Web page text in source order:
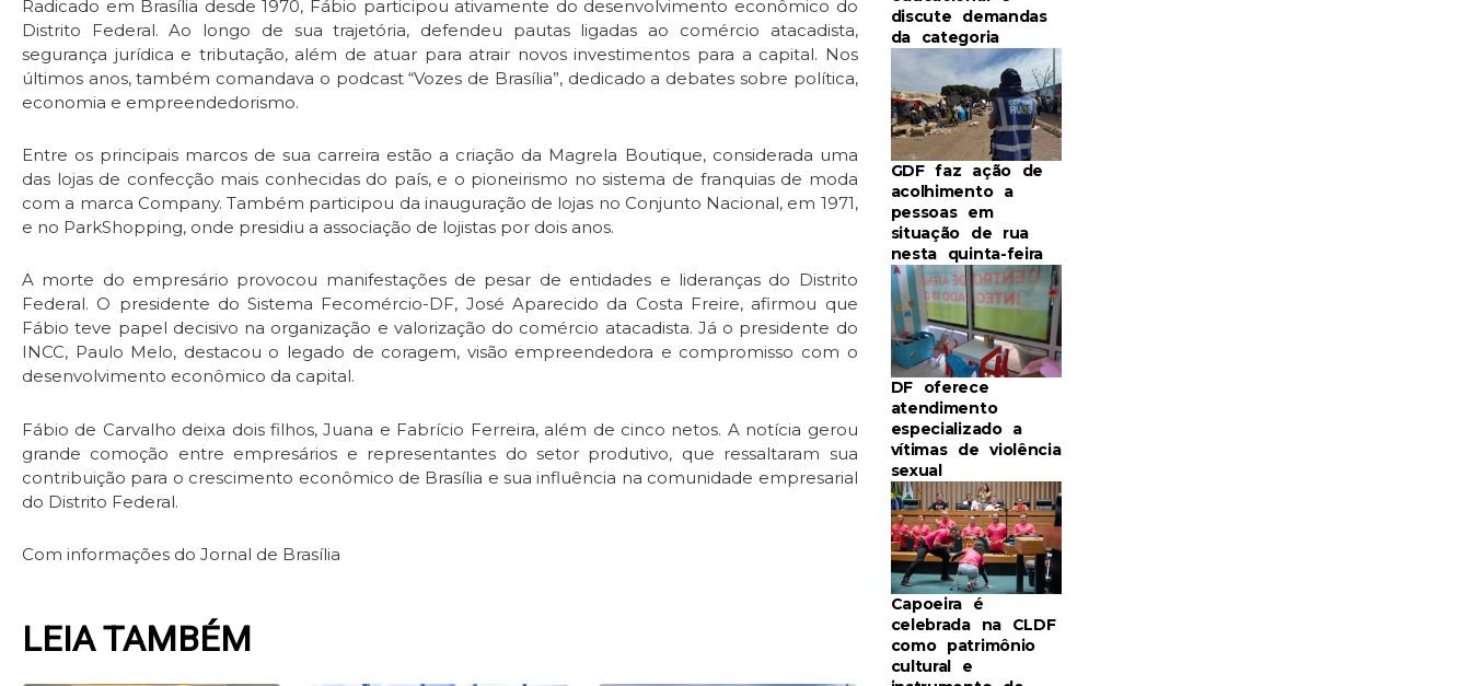
Radicado em Brasília desde 1970, Fábio participou ativamente do desenvolvimento econômico do
Distrito Federal. Ao longo de sua trajetória, defendeu pautas ligadas ao comércio atacadista,
segurança jurídica e tributação, além de atuar para atrair novos investimentos para a capital. Nos
últimos anos, também comandava o podcast “Vozes de Brasília”, dedicado a debates sobre política,
economia e empreendedorismo.
Entre os principais marcos de sua carreira estão a criação da Magrela Boutique, considerada uma
das lojas de confecção mais conhecidas do país, e o pioneirismo no sistema de franquias de moda
com a marca Company. Também participou da inauguração de lojas no Conjunto Nacional, em 1971,
e no ParkShopping, onde presidiu a associação de lojistas por dois anos.
A morte do empresário provocou manifestações de pesar de entidades e lideranças do Distrito
Federal. O presidente do Sistema Fecomércio-DF, José Aparecido da Costa Freire, afirmou que
Fábio teve papel decisivo na organização e valorização do comércio atacadista. Já o presidente do
INCC, Paulo Melo, destacou o legado de coragem, visão empreendedora e compromisso com o
desenvolvimento econômico da capital.
Fábio de Carvalho deixa dois filhos, Juana e Fabrício Ferreira, além de cinco netos. A notícia gerou
grande comoção entre empresários e representantes do setor produtivo, que ressaltaram sua
contribuição para o crescimento econômico de Brasília e sua influência na comunidade empresarial
do Distrito Federal.
Com informações do Jornal de Brasília
LEIA TAMBÉM
discute demandas
da categoria
GDF faz ação de
acolhimento a
pessoas em
situação de rua
nesta quinta-feira
DF oferece
atendimento
especializado a
vítimas de violência
sexual
Capoeira é
celebrada na CLDF
como patrimônio
cultural e